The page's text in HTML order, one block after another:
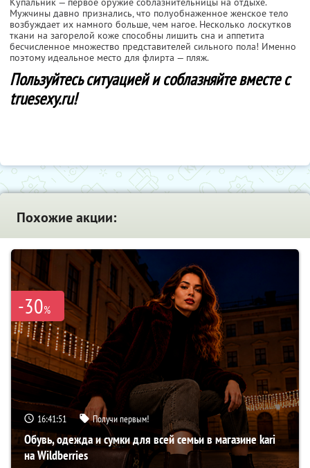
Мужчины давно признались, что полуобнаженное женское тело
возбуждает их намного больше, чем нагое. Несколько лоскутков
ткани на загорелой коже способны лишить сна и аппетита
бесчисленное множество представителей сильного пола! Именно
поэтому идеальное место для флирта — пляж.
Пользуйтесь ситуацией и соблазняйте вместе с
truesexy.ru!
Похожие акции:
-30%
16:41:51 Получи первым!
Обувь, одежда и сумки для всей семьи в магазине kari
на Wildberries